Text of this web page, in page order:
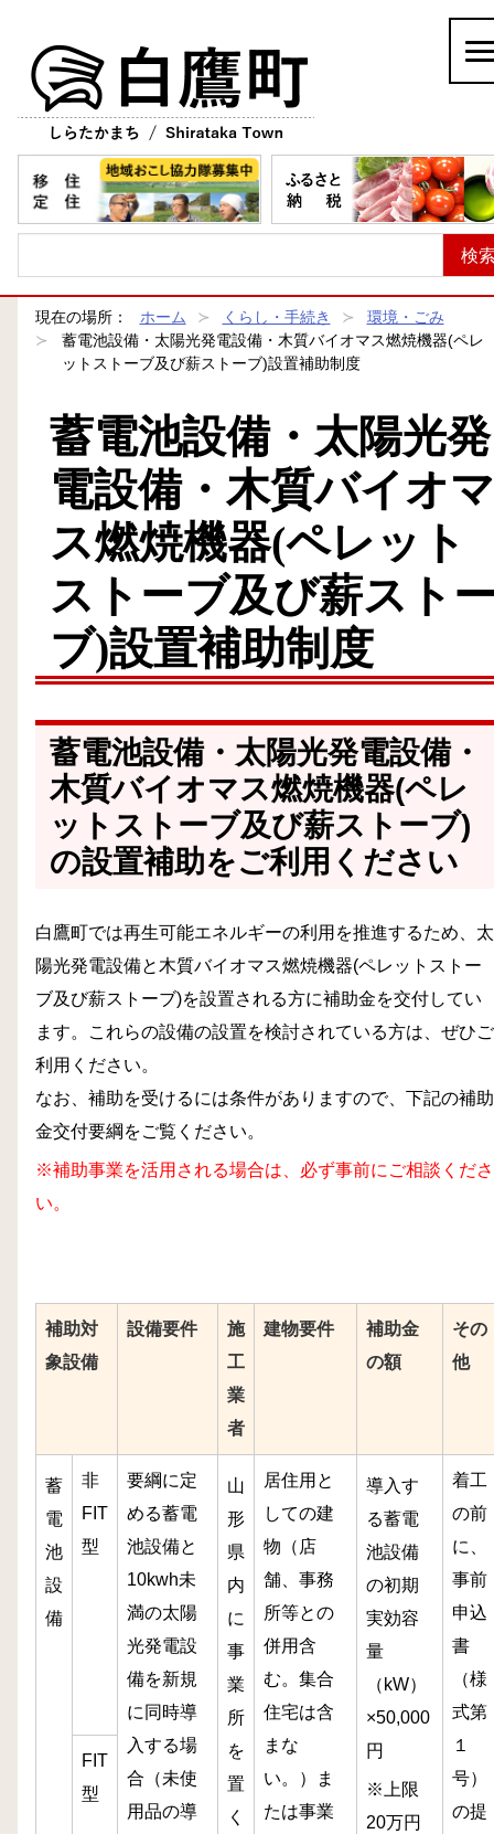
現在の場所： ホーム くらし・手続き
環境・ごみ
蓄電池設備・太陽光発電設備・木質バイオマス燃焼機器(ペレ
ットストーブ及び薪ストーブ)設置補助制度
蓄電池設備・太陽光発
電設備・木質バイオマ
ス燃焼機器(ペレット
ストーブ及び薪スト
ブ)設置補助制度
蓄電池設備・太陽光発電設備・
木質バイオマス燃焼機器(ペレ
ットストーブ及び薪ストーブ)
の設置補助をご利用ください
白鷹町では再生可能エネルギーの利用を推進するため、太
陽光発電設備と木質バイオマス燃焼機器(ペレットストー
ブ及び薪ストーブ)を設置される方に補助金を交付してい
ます。これらの設備の設置を検討されている方は、ぜひご
利用ください。
なお、補助を受けるには条件がありますので、下記の補助
金交付要綱をご覧ください。
※補助事業を活用される場合は、必ず事前にご相談くださ
い。
補助対
象設備
設備要件
施
工
業
者
建物要件
補助金
の額
その
他
蓄
電
池
設
備
非
FIT
型
要綱に定
める蓄電
池設備と
10kwh未
満の太陽
光発電設
備を新規
に同時導
入する場
合（未使
用品の導
山
形
県
内
に
事
業
所
を
置
く
居住用と
しての建
物（店
舗、事務
所等との
併用含
む。集合
住宅は含
まな
い。）ま
たは事業
導入す
る蓄電
池設備
の初期
実効容
量
（kW）
×50,000
円
※上限
20万円
着工
の前
に、
事前
申込
書
（様
式第
１
号）
の提
FIT
型